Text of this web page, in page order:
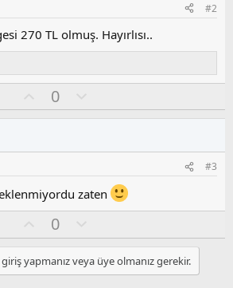
#2
270 TL olmuş. Hayırlısı..
y
0
l
s
u
z
o
l
a
#3
zaten
y
l
a
0
l
u
m
yapmanız veya üye olmanız gerekir.